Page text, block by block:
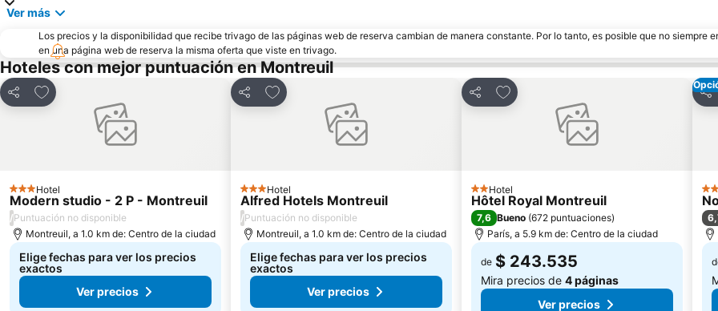
Ver más
Los precios y la disponibilidad que recibe trivago de las páginas web de reserva cambian de manera constante. Por lo tanto, es posible que no siempre
en una página web de reserva la misma oferta que viste en trivago.
Hoteles con mejor puntuación en Montreuil
Compartir
Agregar a favoritos
3 Estrellas
Hotel
Modern studio - 2 P - Montreuil
/Puntuación no disponible
Montreuil, a 1.0 km de: Centro de la ciudad
Elige fechas para ver los precios
exactos
Ver precios
Compartir
Agregar a favoritos
3 Estrellas
Hotel
Alfred Hotels Montreuil
/Puntuación no disponible
Montreuil, a 1.0 km de: Centro de la ciudad
Elige fechas para ver los precios
exactos
Ver precios
Compartir
Agregar a favoritos
2 Estrellas
Hotel
Hôtel Royal Montreuil
7,6 Bueno (672 puntuaciones)
París, a 5.9 km de: Centro de la ciudad
de $ 243.535
Mira precios de 4 páginas
Ver precios
4